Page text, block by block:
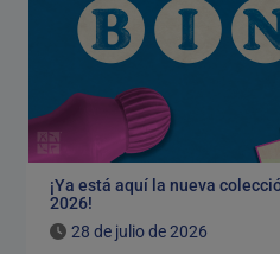
¡Ya está aquí la nueva
2026!
28 de julio de 2026